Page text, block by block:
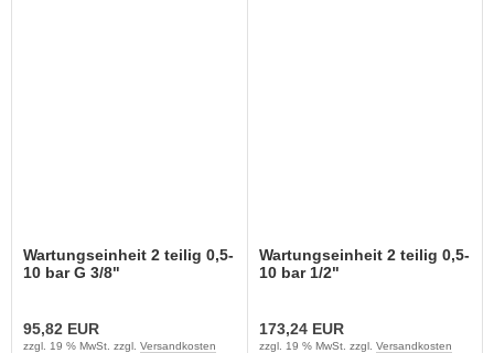
Wartungseinheit 2 teilig 0,5-
10 bar G 3/8"
95,82 EUR
zzgl. 19 % MwSt. zzgl. Versandkosten
Wartungseinheit 2 teilig 0,5-
10 bar 1/2"
173,24 EUR
zzgl. 19 % MwSt. zzgl. Versandkosten